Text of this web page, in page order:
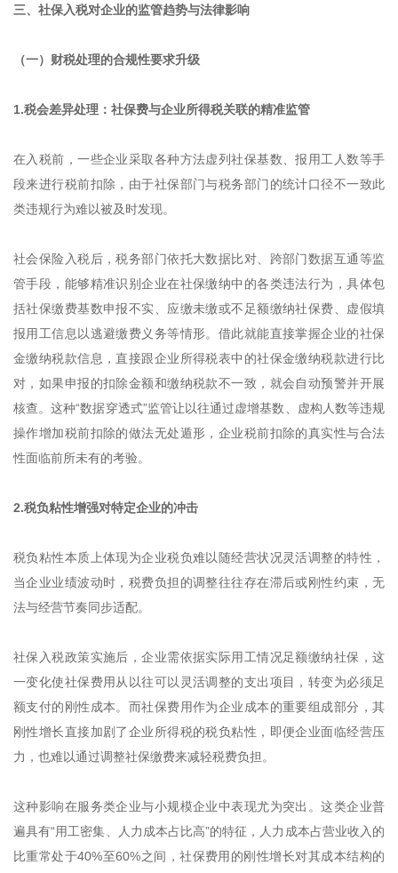
三、社保入税对企业的监管趋势与法律影响
（一）财税处理的合规性要求升级
1.税会差异处理：社保费与企业所得税关联的精准监管
在入税前，一些企业采取各种方法虚列社保基数、报用工人数等手
段来进行税前扣除，由于社保部门与税务部门的统计口径不一致此
类违规行为难以被及时发现。
社会保险入税后，税务部门依托大数据比对、跨部门数据互通等监
管手段，能够精准识别企业在社保缴纳中的各类违法行为，具体包
括社保缴费基数申报不实、应缴未缴或不足额缴纳社保费、虚假填
报用工信息以逃避缴费义务等情形。借此就能直接掌握企业的社保
金缴纳税款信息，直接跟企业所得税表中的社保金缴纳税款进行比
对，如果申报的扣除金额和缴纳税款不一致，就会自动预警并开展
核查。这种“数据穿透式”监管让以往通过虚增基数、虚构人数等违规
操作增加税前扣除的做法无处遁形，企业税前扣除的真实性与合法
性面临前所未有的考验。
2.税负粘性增强对特定企业的冲击
税负粘性本质上体现为企业税负难以随经营状况灵活调整的特性，
当企业业绩波动时，税费负担的调整往往存在滞后或刚性约束，无
法与经营节奏同步适配。
社保入税政策实施后，企业需依据实际用工情况足额缴纳社保，这
一变化使社保费用从以往可以灵活调整的支出项目，转变为必须足
额支付的刚性成本。而社保费用作为企业成本的重要组成部分，其
刚性增长直接加剧了企业所得税的税负粘性，即便企业面临经营压
力，也难以通过调整社保缴费来减轻税费负担。
这种影响在服务类企业与小规模企业中表现尤为突出。这类企业普
遍具有“用工密集、人力成本占比高”的特征，人力成本占营业收入的
比重常处于40%至60%之间，社保费用的刚性增长对其成本结构的